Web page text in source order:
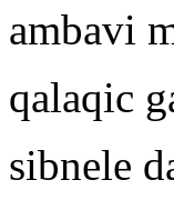
ambavi
qalaqic
sibnele